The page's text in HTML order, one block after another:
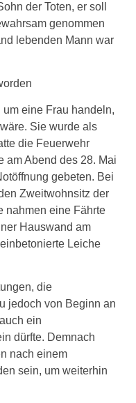
der Toten, er soll
genommen
lebenden Mann war
eine Frau handeln,
Sie wurde als
die Feuerwehr
am Abend des 28. Mai
gebeten. Bei
Zweitwohnsitz der
nahmen eine Fährte
Hauswand am
Leiche
die
jedoch von Beginn an
ein
dürfte. Demnach
nach einem
sein, um weiterhin